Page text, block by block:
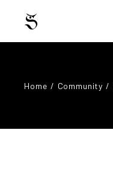
Home Community